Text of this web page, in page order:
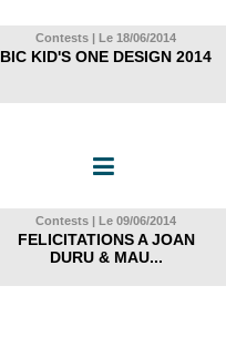
Contests | Le 18/06/2014
BIC KID'S ONE DESIGN 2014
Contests | Le 09/06/2014
FELICITATIONS A JOAN
DURU & MAU...